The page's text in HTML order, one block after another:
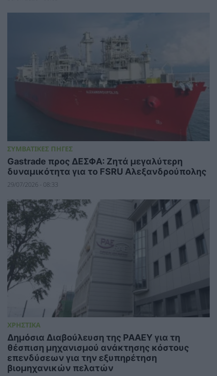
ΣΥΜΒΑΤΙΚΕΣ ΠΗΓΕΣ
Gastrade προς ΔΕΣΦΑ: Ζητά μεγαλύτερη
δυναμικότητα για το FSRU Αλεξανδρούπολης
29/07/2026 - 08:33
ΧΡΗΣΤΙΚΑ
Δημόσια Διαβούλευση της ΡΑΑΕΥ για τη
θέσπιση μηχανισμού ανάκτησης κόστους
επενδύσεων για την εξυπηρέτηση
βιομηχανικών πελατών